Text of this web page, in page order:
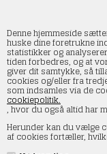
Denne hjemmeside
huske dine foretrukne
statistikker og
tiden forbedres, og at
giver dit samtykke, så
cookies og/eller fra
som indsamles via de
cookiepolitik.
, hvor du også altid har
Herunder kan du vælge
af cookies fortæller,
Viessmann
Ladeenhed til
Forside»Lastbiler